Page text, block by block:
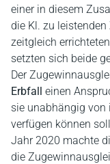
einer in diesem
die Kl. zu leistenden
zeitgleich
setzten sich beide
Der
Erbfall einen
sie unabhängig von
verfügen können
Jahr 2020 machte
die